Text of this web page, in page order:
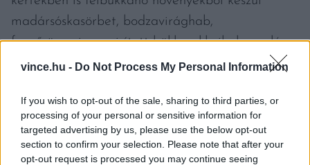
vince.hu - Do Not Process My Personal Information
If you wish to opt-out of the sale, sharing to third parties, or
processing of your personal or sensitive information for
targeted advertising by us, please use the below opt-out
section to confirm your selection. Please note that after your
opt-out request is processed you may continue seeing
madársóskasörbet, bodzavirághab,
fenyőrügyszirup, pirított bükkmakk, ibolyazselé,
luckaviár vagy komlósajttorta. Ezek az ételek
konyhai megoldások, amelyek a fine dining
világában is megállják a helyüket és olykor meg
is jelennek ott.